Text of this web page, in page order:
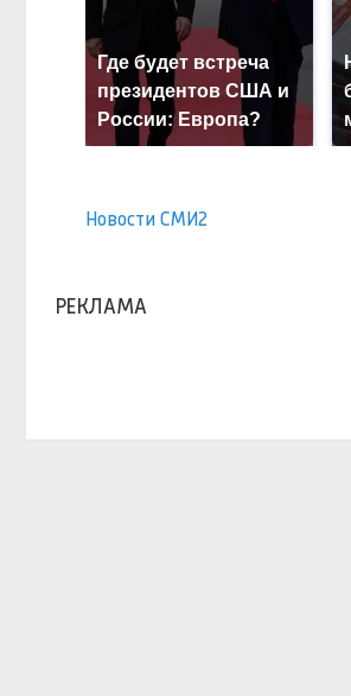
Где будет встреча
президентов США и
России: Европа?
Новости СМИ2
РЕКЛАМА